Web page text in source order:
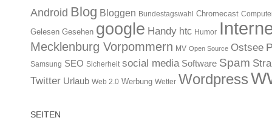
Android Blog Bloggen Bundestagswahl Chromecast
Gelesen Gesehen google Handy htc Humor
Mecklenburg Vorpommern MV Open Source Ostsee
Samsung SEO Sicherheit social media Software Spam
Twitter Urlaub Web 2.0 Werbung Wetter Wordpress
SEITEN